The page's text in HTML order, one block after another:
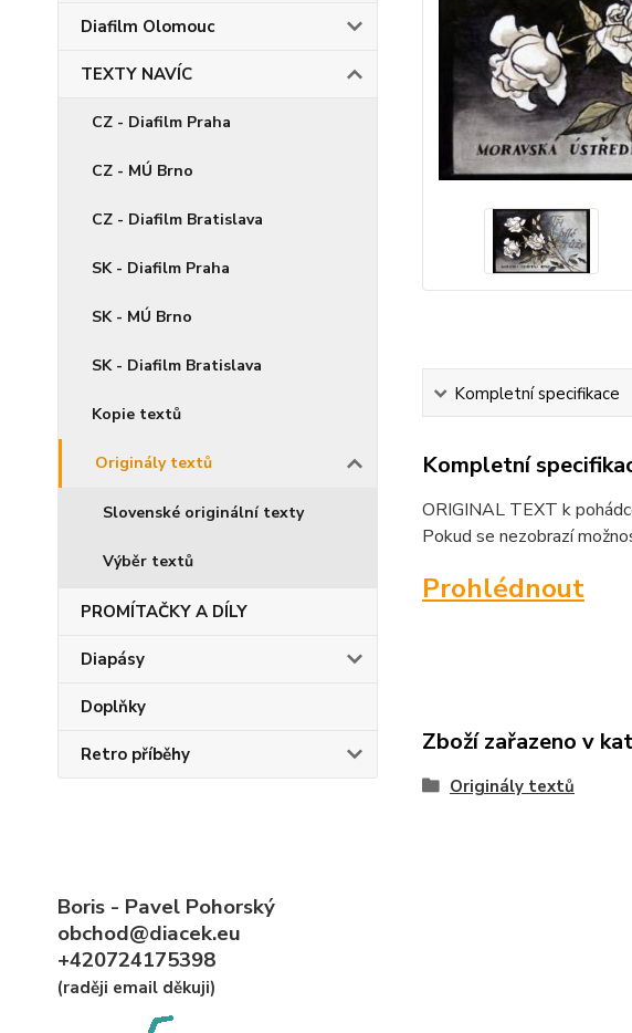
Diafilm Olomouc
TEXTY NAVÍC
CZ - Diafilm Praha
CZ - MÚ Brno
CZ - Diafilm Bratislava
SK - Diafilm Praha
SK - MÚ Brno
SK - Diafilm Bratislava
Kopie textů
Originály textů
Slovenské originální texty
Výběr textů
PROMÍTAČKY A DÍLY
Diapásy
Doplňky
Retro příběhy
Boris - Pavel Pohorský
obchod@diacek.eu
+420724175398
(raději email děkuji)
Kompletní specifikace
Kompletní
ORIGINAL TEXT k
Pokud se nezobrazí
Prohlédnout
Zboží zařazeno v
Originály textů